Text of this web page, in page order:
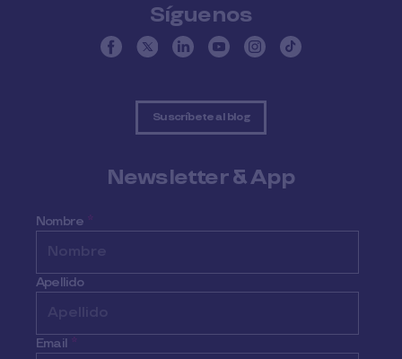
Síguenos
Suscríbete al blog
Newsletter & App
Nombre *
Apellido
Email *